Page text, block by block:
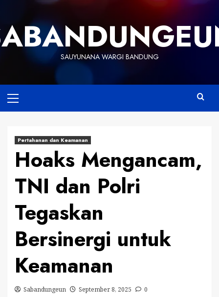
content
SAUYUNANA WARGI BANDUNG
Menu
Pertahanan dan Keamanan
Hoaks Mengancam,
TNI dan Polri
Tegaskan
Bersinergi untuk
Keamanan
Sabandungeun September 8, 2025 0